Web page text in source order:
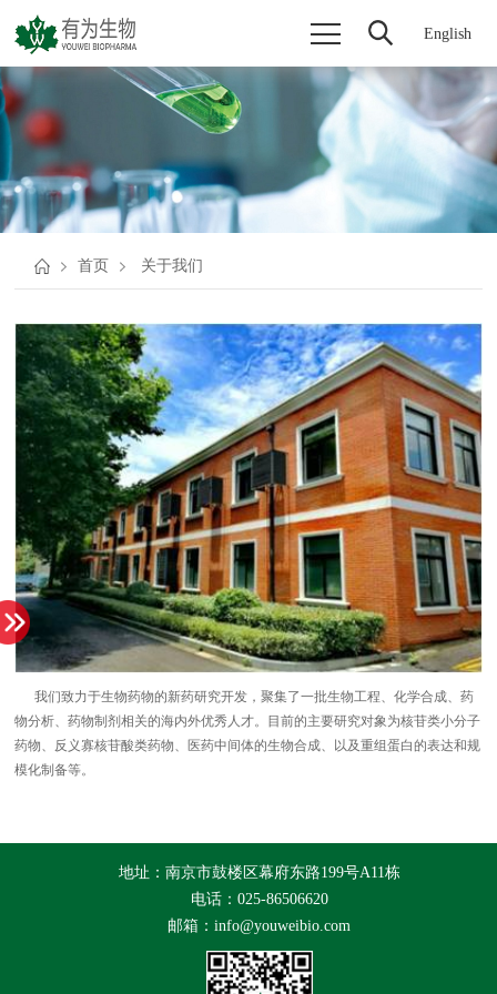
English
首页 关于我们
我们致力于生物药物的新药研究开发，聚集了一批生物工程、化学合成、药
物分析、药物制剂相关的海内外优秀人才。目前的主要研究对象为核苷类小分子
药物、反义寡核苷酸类药物、医药中间体的生物合成、以及重组蛋白的表达和规
模化制备等。
地址：南京市鼓楼区幕府东路199号A11栋
电话：025-86506620
邮箱：info@youweibio.com